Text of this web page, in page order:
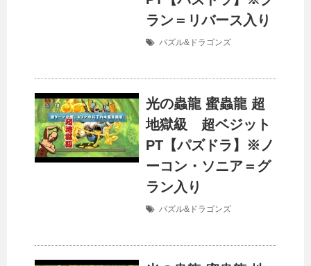
ラン＝リバース入り
パズル&ドラゴンズ
光の蟲龍 蜜蟲龍 超
地獄級 超ベジット
PT【パズドラ】※ノ
ーコン・ソニア＝グ
ラン入り
パズル&ドラゴンズ